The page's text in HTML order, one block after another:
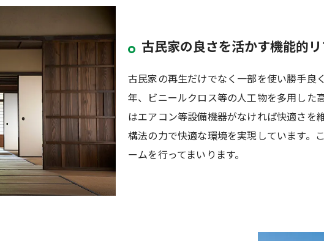
古民家の良さを活かす機能的
古民家の再生だけでなく一部を使い勝手良
年、ビニールクロス等の人工物を多用した
はエアコン等設備機器がなければ快適さを
構法の力で快適な環境を実現しています。
ームを行ってまいります。